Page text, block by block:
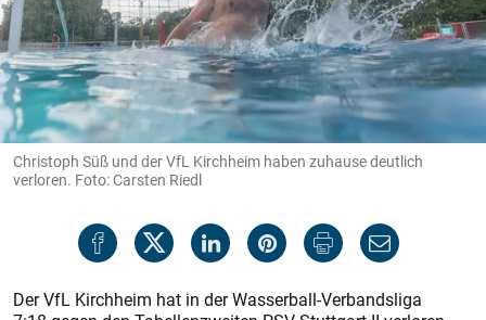
Christoph Süß und der VfL Kirchheim haben zuhause deutlich
verloren. Foto: Carsten Riedl
Der VfL Kirchheim hat in der Wasserball-Verbandsliga